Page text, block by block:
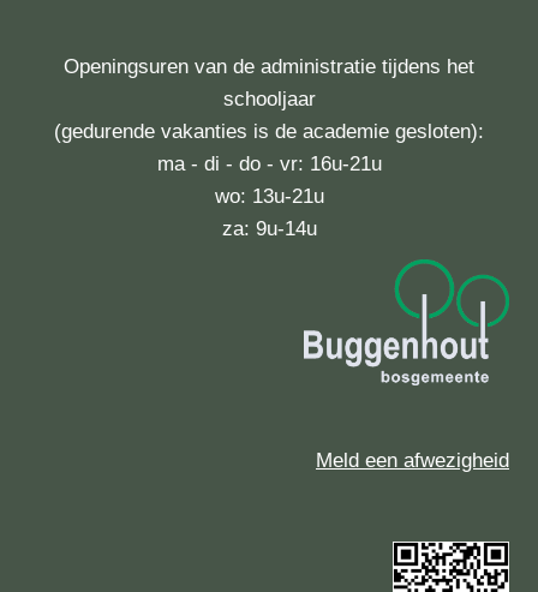
Openingsuren van de administratie tijdens het
schooljaar
(gedurende vakanties is de academie gesloten):
ma - di - do - vr: 16u-21u
wo: 13u-21u
za: 9u-14u
Meld een afwezigheid